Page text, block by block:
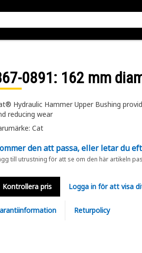
0891: 162 mm
Hydraulic Hammer Upper Bushing
reducing wear
Cat
den att passa, eller letar du
till utrustning för att se om den här artikeln
Kontrollera pris Logga in för att visa
Returpolicy